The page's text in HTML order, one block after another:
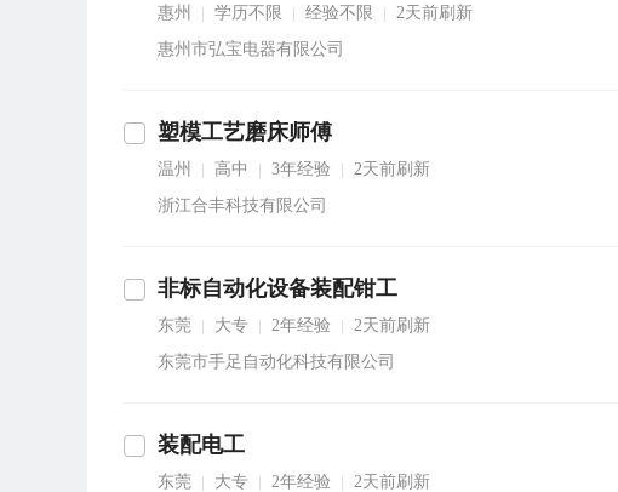
惠州 学历不限 经验不限
2天前刷新
惠州市弘宝电器有限公司
塑模工艺磨床师傅
温州 高中 3年经验
2天前刷新
浙江合丰科技有限公司
非标自动化设备装配钳工
东莞 大专 2年经验
2天前刷新
东莞市手足自动化科技有限公司
装配电工
东莞 大专 2年经验
2天前刷新